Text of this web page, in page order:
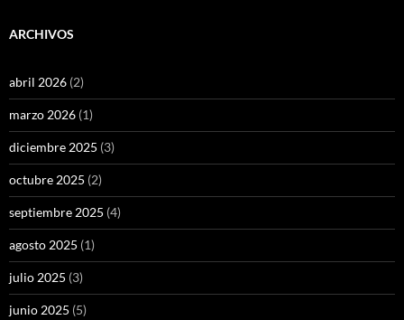
ARCHIVOS
abril 2026 (2)
marzo 2026 (1)
diciembre 2025 (3)
octubre 2025 (2)
septiembre 2025 (4)
agosto 2025 (1)
julio 2025 (3)
junio 2025 (5)